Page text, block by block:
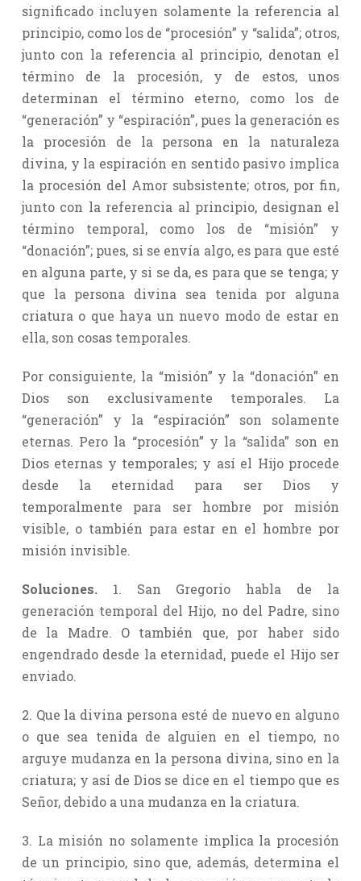
significado incluyen solamente la referencia al
principio, como los de “procesión” y “salida”; otros,
junto con la referencia al principio, denotan el
término de la procesión, y de estos, unos
determinan el término eterno, como los de
“generación” y “espiración”, pues la generación es
la procesión de la persona en la naturaleza
divina, y la espiración en sentido pasivo implica
la procesión del Amor subsistente; otros, por fin,
junto con la referencia al principio, designan el
término temporal, como los de “misión” y
“donación”; pues, si se envía algo, es para que esté
en alguna parte, y si se da, es para que se tenga; y
que la persona divina sea tenida por alguna
criatura o que haya un nuevo modo de estar en
ella, son cosas temporales.
Por consiguiente, la “misión” y la “donación” en
Dios son exclusivamente temporales. La
“generación” y la “espiración” son solamente
eternas. Pero la “procesión” y la “salida” son en
Dios eternas y temporales; y así el Hijo procede
desde la eternidad para ser Dios y
temporalmente para ser hombre por misión
visible, o también para estar en el hombre por
misión invisible.
Soluciones.1. San Gregorio habla de la
generación temporal del Hijo, no del Padre, sino
de la Madre. O también que, por haber sido
engendrado desde la eternidad, puede el Hijo ser
enviado.
2. Que la divina persona esté de nuevo en alguno
o que sea tenida de alguien en el tiempo, no
arguye mudanza en la persona divina, sino en la
criatura; y así de Dios se dice en el tiempo que es
Señor, debido a una mudanza en la criatura.
3. La misión no solamente implica la procesión
de un principio, sino que, además, determina el